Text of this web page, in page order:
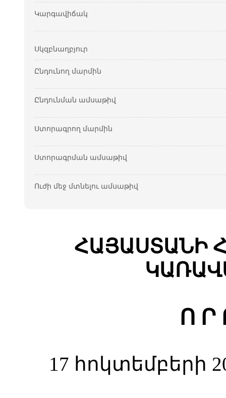
Կարգավիճակ
Սկզբնաղբյուր
Ընդունող մարմին
Ընդունման ամսաթիվ
Ստորագրող մարմին
Ստորագրման ամսաթիվ
Ուժի մեջ մտնելու ամսաթիվ
ՀԱՅԱՍՏԱՆԻ
Ո Ր
17 հոկտեմբերի